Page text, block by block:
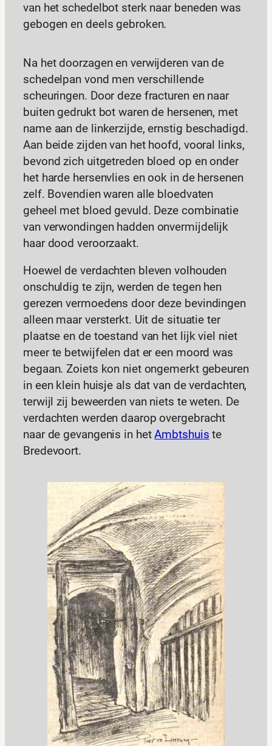
van het schedelbot sterk naar beneden was
gebogen en deels gebroken.
Na het doorzagen en verwijderen van de
schedelpan vond men verschillende
scheuringen. Door deze fracturen en naar
buiten gedrukt bot waren de hersenen, met
name aan de linkerzijde, ernstig beschadigd.
Aan beide zijden van het hoofd, vooral links,
bevond zich uitgetreden bloed op en onder
het harde hersenvlies en ook in de hersenen
zelf. Bovendien waren alle bloedvaten
geheel met bloed gevuld. Deze combinatie
van verwondingen hadden onvermijdelijk
haar dood veroorzaakt.
Hoewel de verdachten bleven volhouden
onschuldig te zijn, werden de tegen hen
gerezen vermoedens door deze bevindingen
alleen maar versterkt. Uit de situatie ter
plaatse en de toestand van het lijk viel niet
meer te betwijfelen dat er een moord was
begaan. Zoiets kon niet ongemerkt gebeuren
in een klein huisje als dat van de verdachten,
terwijl zij beweerden van niets te weten. De
verdachten werden daarop overgebracht
naar de gevangenis in hetAmbtshuis te
Bredevoort.